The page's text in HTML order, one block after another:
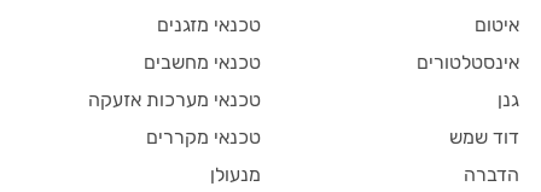
איטום
אינסטלטורים
גנן
דוד שמש
הדברה
טכנאי מזגנים
טכנאי מחשבים
טכנאי מערכות אזעקה
טכנאי מקררים
מנעולן